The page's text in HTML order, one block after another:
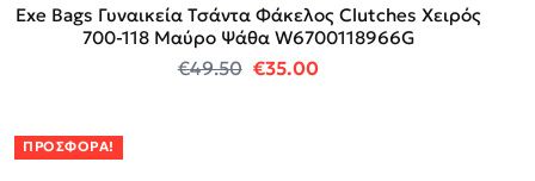
Exe Bags Γυναικεία Τσάντα Φάκελος Clutches Χειρός
700-118 Μαύρο Ψάθα W6700118966G
€49.50 Original price was: €49.50.
€35.00Η τρέχουσα τιμή
ΠΡΟΣΦΟΡΆ!